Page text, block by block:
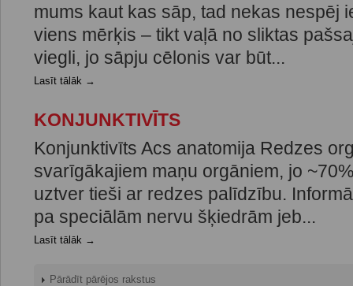
mums kaut kas sāp, tad nekas nespēj
viens mērķis – tikt vaļā no sliktas
viegli, jo sāpju cēlonis var būt...
Lasīt tālāk →
KONJUNKTIVĪTS
Konjunktivīts Acs anatomija Redzes
svarīgākajiem maņu orgāniem, jo
uztver tieši ar redzes palīdzību.
pa speciālām nervu šķiedrām jeb...
Lasīt tālāk →
Pārādīt pārējos rakstus